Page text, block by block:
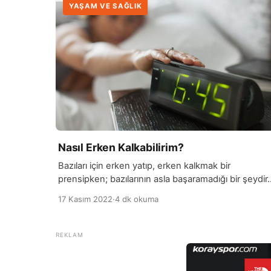
YAŞAM VE SAĞLIK
Nasıl Erken Kalkabilirim?
Bazıları için erken yatıp, erken kalkmak bir
prensipken; bazılarının asla başaramadığı bir şeydir.
hayatınızı büyük ölçüde kolaylaştıran bir etken olsa
kalkmak büyük başarı ister. Sizde sabahları
kalkmakta zorlanıyor ve çalan sabah alarmını bir
düşman gibi görüyorsanız, bu makalemizi sonuna
17 Kasım 2022·4 dk okuma